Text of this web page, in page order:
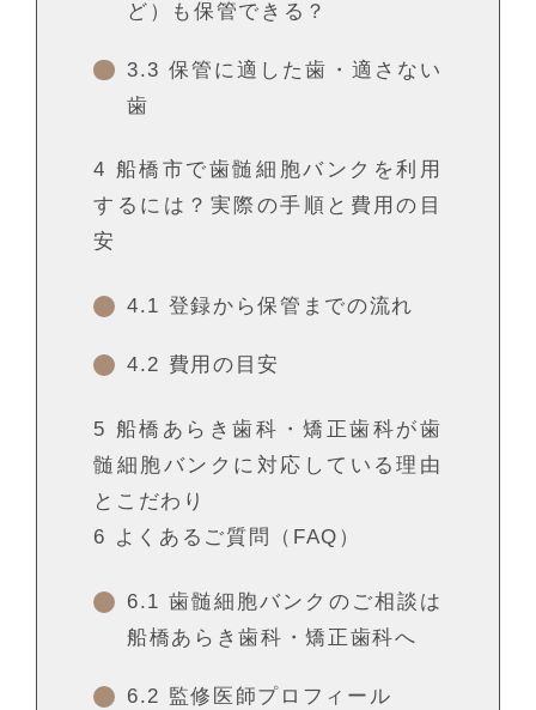
ど）も保管できる？
3.3 保管に適した歯・適さない
歯
4 船橋市で歯髄細胞バンクを利用
するには？実際の手順と費用の目
安
4.1 登録から保管までの流れ
4.2 費用の目安
5 船橋あらき歯科・矯正歯科が歯
髄細胞バンクに対応している理由
とこだわり
6 よくあるご質問（FAQ）
6.1 歯髄細胞バンクのご相談は
船橋あらき歯科・矯正歯科へ
6.2 監修医師プロフィール